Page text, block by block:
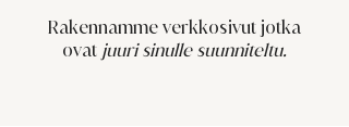
Rakennamme verkkosivut jotka
ovat juuri sinulle suunniteltu.